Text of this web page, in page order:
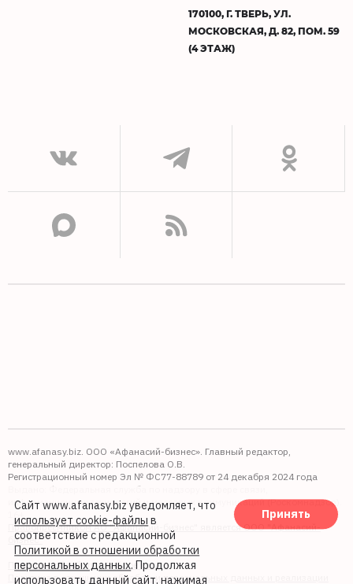
170100, Г. ТВЕРЬ, УЛ.
МОСКОВСКАЯ, Д. 82, ПОМ. 59
(4 ЭТАЖ)
www.afanasy.biz. ООО «Афанасий-бизнес». Главный редактор,
генеральный директор: Поспелова О.В.
Регистрационный номер Эл № ФС77-88789 от 24 декабря 2024 года
Выдано: Федеральная служба по надзору в сфере связи,
информационных технологий и массовых коммуникаций (Роскомнадзор).
Правопреемником АО "Афанасий-бизнес" является ООО "Афанасий-
бизнес"
Политика обработки файлов cookie
Политика в отношении обработки персональных данных и реализации
Сайт www.afanasy.biz уведомляет, что
использует cookie-файлы в
соответствие с редакционной
Политикой в отношении обработки
персональных данных. Продолжая
использовать данный сайт, нажимая
Принять